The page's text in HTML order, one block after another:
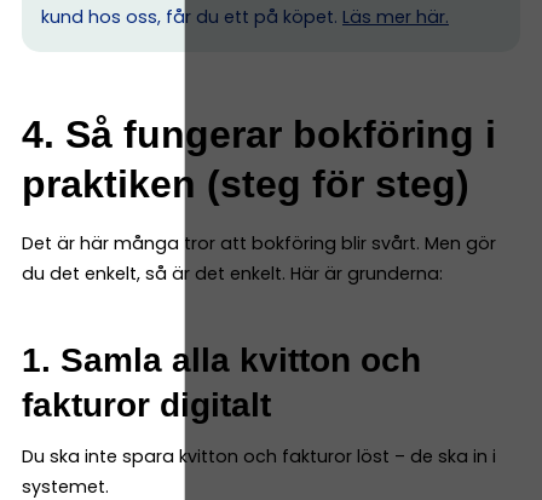
kund hos oss, får du ett på köpet. Läs mer här.
4. Så fungerar bokföring i
praktiken (steg för steg)
Det är här många tror att bokföring blir svårt. Men gör
du det enkelt, så är det enkelt. Här är grunderna:
1. Samla alla kvitton och
fakturor digitalt
Du ska inte spara kvitton och fakturor löst – de ska in i
systemet.